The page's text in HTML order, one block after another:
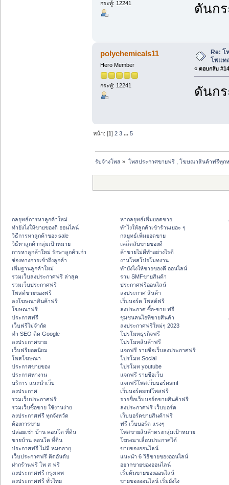
กระทู้: 12241 ดันก
polychemicals11
Hero Member
กระทู้: 12241
Re: โ
โพแท
« ตอบกลับ
ดันก
หน้า: [1]2 3 ...5
รับจ้างโพส » โพสประกาศขายฟรี , โฆษณาสินค้าฟรีทุก
กลยุทธ์การหาลูกค้าใหม่
ทํายังไงให้ขายของดี ออนไลน์
วิธีการหาลูกค้าของ sale
วิธีหาลูกค้ากลุ่มเป้าหมาย
การหาลูกค้าใหม่ รักษาลูกค้าเก่า
ช่องทางการเข้าถึงลูกค้า
เพิ่มฐานลูกค้าใหม่
รวมเว็บลงประกาศฟรี ล่าสุด
รวมเว็บประกาศฟรี
โพสต์ขายของฟรี
ลงโฆษณาสินค้าฟรี
โฆษณาฟรี
ประกาศฟรี
เว็บฟรีไม่จำกัด
ทำ SEO ติด Google
ลงประกาศขาย
เว็บฟรียอดนิยม
โพสโฆษณา
ประกาศขายของ
ประกาศหางาน
บริการ แนะนำเว็บ
ลงประกาศ
รวมเว็บประกาศฟรี
รวมเว็บซื้อขาย ใช้งานง่าย
ลงประกาศฟรี ทุกจังหวัด
ต้องการขาย
ปล่อยเช่า บ้าน คอนโด ที่ดิน
ขายบ้าน คอนโด ที่ดิน
ประกาศฟรี ไม่มี หมดอายุ
เว็บประกาศฟรี ติดอันดับ
ฝากร้านฟรี โพ ส ฟรี
ลงประกาศฟรี กรุงเทพ
ลงประกาศฟรี ทั่วไทย
หากลยุทธ์เพิ่มยอดขาย
ทําไงให้ลูกค้าเข้าร้านเยอะ ๆ
กลยุทธ์เพิ่มยอดขาย
เคล็ดลับขายของดี
ค้าขายไม่ดีทำอย่างไรดี
งานโพสโปรโมทงาน
ทํายังไงให้ขายของดี ออนไลน์
รวม SMFขายสินค้า
ประกาศฟรีออนไลน์
ลงประกาศ สินค้า
เว็บบอร์ด โพสต์ฟรี
ลงประกาศ ซื้อ-ขาย ฟรี
ชุมชนคนไอทีขายสินค้า
ลงประกาศฟรีใหม่ๆ 2023
โปรโมทธุรกิจฟรี
โปรโมทสินค้าฟรี
แจกฟรี รายชื่อเว็บลงประกาศฟรี
โปรโมท Social
โปรโมท youtube
แจกฟรี รายชื่อเว็บ
แจกฟรีโพสเว็บบอร์ดsmf
เว็บบอร์ดsmfโพสฟรี
รายชื่อเว็บบอร์ดขายสินค้าฟรี
ลงประกาศฟรี เว็บบอร์ด
เว็บบอร์ดขายสินค้าฟรี
ฟรี เว็บบอร์ด แรงๆ
โพสขายสินค้าตรงกลุ่มเป้าหมาย
โฆษณาเลื่อนประกาศได้
ขายของออนไลน์
แนะนำ 6 วิธีขายของออนไลน์
อยากขายของออนไลน์
เริ่มต้นขายของออนไลน์
ขายของออนไลน์ เริ่มยังไง